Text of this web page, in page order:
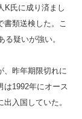
K氏に成り済まし
書類送検した。こ
疑いが強い。
、昨年期限切れに
は1992年にオース
入国していた。